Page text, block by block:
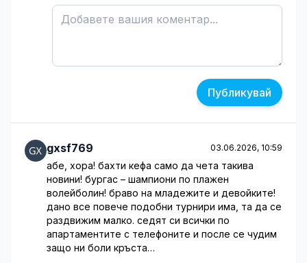
Публикувай
gxsf769 03.06.2026, 10:59
абе, хора! бахти кефа само да чета такива
новини! бургас – шампиони по плажен
волейболин! браво на младежите и девойките!
дано все повече подобни турнири има, та да се
раздвижим малко. седят си всички по
апартаментите с телефоните и после се чудим
защо ни боли кръста…